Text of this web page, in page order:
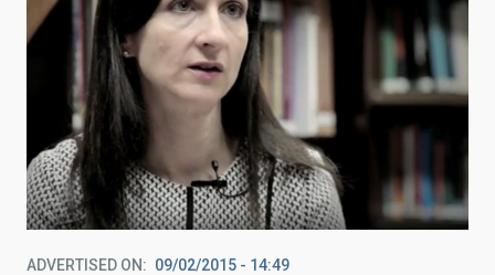
ADVERTISED ON 09/02/2015 - 14:49